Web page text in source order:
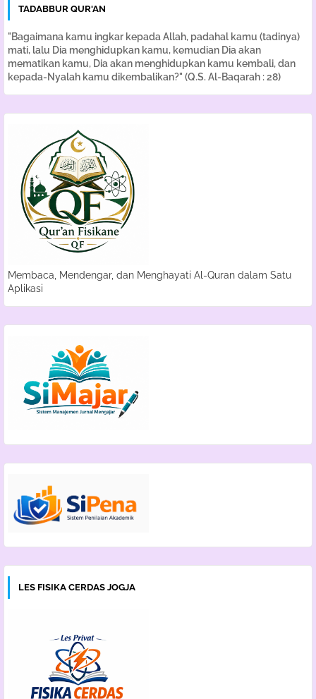
TADABBUR QUR'AN
"Bagaimana kamu ingkar kepada Allah, padahal kamu (tadinya)
mati, lalu Dia menghidupkan kamu, kemudian Dia akan
mematikan kamu, Dia akan menghidupkan kamu kembali, dan
kepada-Nyalah kamu dikembalikan?" (Q.S. Al-Baqarah : 28)
Membaca, Mendengar, dan Menghayati Al-Quran dalam Satu
Aplikasi
LES FISIKA CERDAS JOGJA